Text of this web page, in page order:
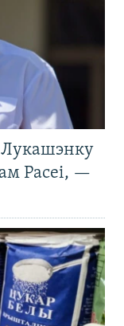
Лукашэнку
Расеі, —